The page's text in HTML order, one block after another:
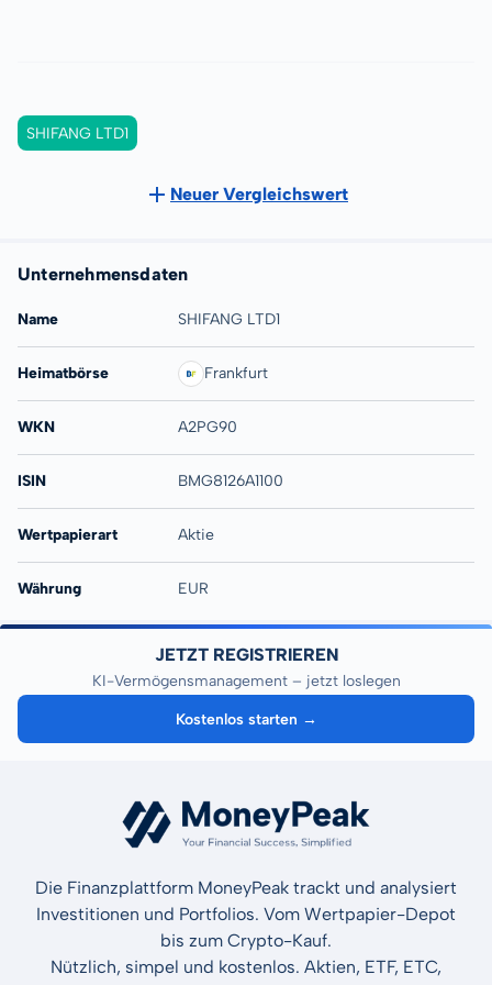
SHIFANG LTD1
Neuer Vergleichswert
Unternehmensdaten
Name SHIFANG LTD1
Heimatbörse Frankfurt
WKN A2PG90
ISIN BMG8126A1100
Wertpapierart Aktie
Währung EUR
JETZT REGISTRIEREN
KI-Vermögensmanagement – jetzt loslegen
Kostenlos starten →
Die Finanzplattform MoneyPeak trackt und analysiert
Investitionen und Portfolios. Vom Wertpapier-Depot
bis zum Crypto-Kauf.
Nützlich, simpel und kostenlos. Aktien, ETF, ETC,